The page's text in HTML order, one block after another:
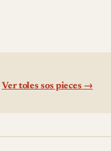
Ver toles sos pieces →